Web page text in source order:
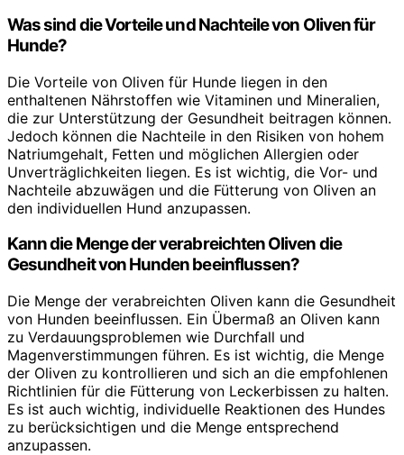
Was sind die Vorteile und Nachteile von Oliven für
Hunde?
Die Vorteile von Oliven für Hunde liegen in den
enthaltenen Nährstoffen wie Vitaminen und Mineralien,
die zur Unterstützung der Gesundheit beitragen können.
Jedoch können die Nachteile in den Risiken von hohem
Natriumgehalt, Fetten und möglichen Allergien oder
Unverträglichkeiten liegen. Es ist wichtig, die Vor- und
Nachteile abzuwägen und die Fütterung von Oliven an
den individuellen Hund anzupassen.
Kann die Menge der verabreichten Oliven die
Gesundheit von Hunden beeinflussen?
Die Menge der verabreichten Oliven kann die Gesundheit
von Hunden beeinflussen. Ein Übermaß an Oliven kann
zu Verdauungsproblemen wie Durchfall und
Magenverstimmungen führen. Es ist wichtig, die Menge
der Oliven zu kontrollieren und sich an die empfohlenen
Richtlinien für die Fütterung von Leckerbissen zu halten.
Es ist auch wichtig, individuelle Reaktionen des Hundes
zu berücksichtigen und die Menge entsprechend
anzupassen.